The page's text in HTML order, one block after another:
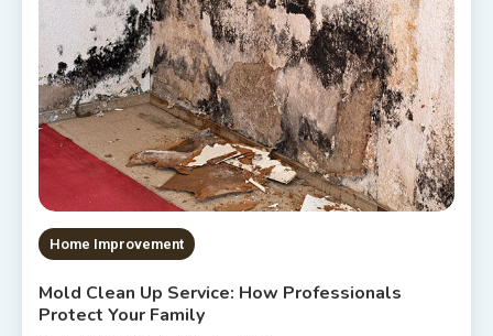
Home Improvement
Mold Clean Up Service: How Professionals
Protect Your Family